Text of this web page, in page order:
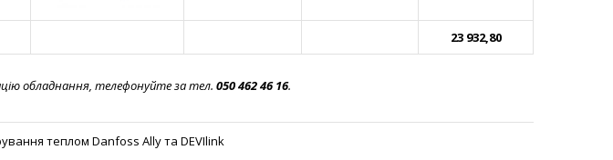
23 932,80
обладнання, телефонуйте за тел. 050 462 46 16.
теплом Danfoss Ally та DEVIlink